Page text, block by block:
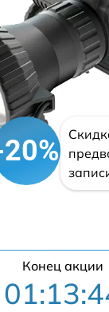
Конец акции